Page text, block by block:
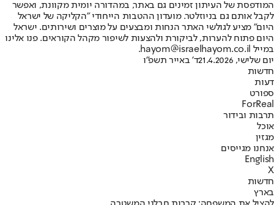
המודפסת של העיתון זמינים גם באתר, במהדורה יומית מקוונת, ואפשר
לקבל אותם גם בניוזלטר. מועדון ההטבות הייחודי "הקליקה של ישראל
היום" מציע לגולשי האתר הנחות ומבצעים על מוצרים ושירותים. ישראל
היום פתוח להערות, לביקורת ולהצעות לשיפור מקהל הקוראים. פנו אלינו
במייל hayom@israelhayom.co.il.
יום שלישי, 21.4.2026
ד' באייר תשפ"ו
חדשות
דעות
ספורט
ForReal
תרבות ובידור
אוכל
מגזין
אנחנו מגייסים
English
X
חדשות
בארץ